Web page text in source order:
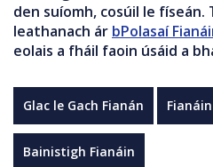
den suíomh, cosúil le
leathanach ár bPolasaí
eolais a fháil faoin úsáid a
Glac le Gach Fianán
Bainistigh Fianáin